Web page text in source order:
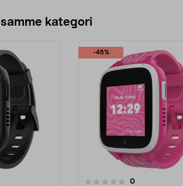
kategori
-45%
0anmeldelser
4.5 av 5 stjerner